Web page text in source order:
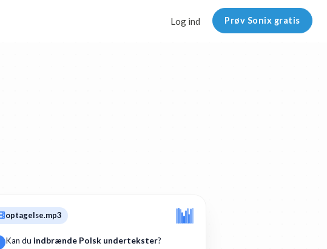
Log ind Prøv Sonix gratis
optagelse.mp3
Kan du indbrænde Polsk undertekster?